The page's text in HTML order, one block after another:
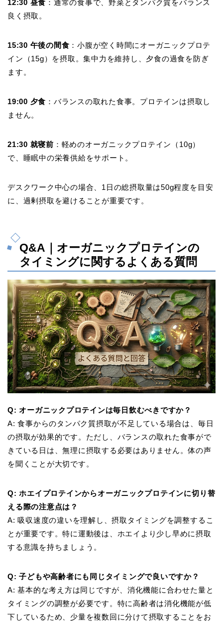
12:30 昼食 ：通常の食事で、野菜とタンパク質をバランス
良く摂取。
15:30 午後の間食 ：小腹が空く時間にオーガニックプロテ
イン（15g）を摂取。集中力を維持し、夕食の過食を防ぎ
ます。
19:00 夕食 ：バランスの取れた食事。プロテインは摂取し
ません。
21:30 就寝前 ：軽めのオーガニックプロテイン（10g）
で、睡眠中の栄養供給をサポート。
デスクワーク中心の場合、1日の総摂取量は50g程度を目安
に、過剰摂取を避けることが重要です。
Q&A｜オーガニックプロテインの
タイミングに関するよくある質問
Q: オーガニックプロテインは毎日飲むべきですか？
A: 食事からのタンパク質摂取が不足している場合は、毎日
の摂取が効果的です。ただし、バランスの取れた食事がで
きている日は、無理に摂取する必要はありません。体の声
を聞くことが大切です。
Q: ホエイプロテインからオーガニックプロテインに切り替
える際の注意点は？
A: 吸収速度の違いを理解し、摂取タイミングを調整するこ
とが重要です。特に運動後は、ホエイより少し早めに摂取
する意識を持ちましょう。
Q: 子どもや高齢者にも同じタイミングで良いですか？
A: 基本的な考え方は同じですが、消化機能に合わせた量と
タイミングの調整が必要です。特に高齢者は消化機能が低
下しているため、少量を複数回に分けて摂取することをお